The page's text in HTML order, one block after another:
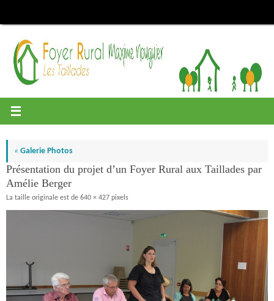
« Galerie Photos
Présentation du projet d’un Foyer Rural aux Taillades par
Amélie Berger
La taille originale est de 640 × 427 pixels